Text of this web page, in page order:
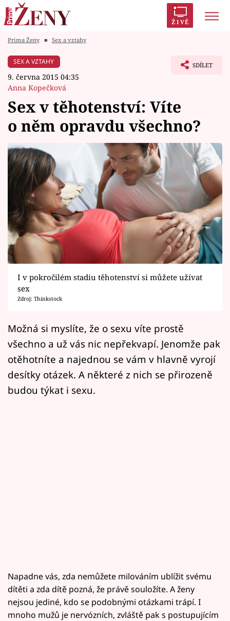
ŽIVĚ
Módní alarm
Témata
Celebrity
Vztahy
Seriály
Horoskopy
Sledujte prima+
Filmový festival Karlovy Vary
Mámy sobě
Přihlášení
Prima Ženy ■ Sex a vztahy
SEX A VZTAHY
9. června 2015 04:35
Anna Kopečková
SDÍLET
Sex v těhotenství: Víte
o něm opravdu všechno?
I v pokročilém stadiu těhotenství si můžete užívat
sex
Zdroj: Thinkstock
Možná si myslíte, že o sexu víte prostě
všechno a už vás nic nepřekvapí. Jenomže pak
otěhotníte a najednou se vám v hlavně vyrojí
desítky otázek. A některé z nich se přirozeně
budou týkat i sexu.
Napadne vás, zda nemůžete milováním ublížit svému
dítěti a zda dítě pozná, že právě souložíte. A ženy
nejsou jediné, kdo se podobnými otázkami trápí. I
mnoho mužů je nervózních, zvláště pak s postupujícím